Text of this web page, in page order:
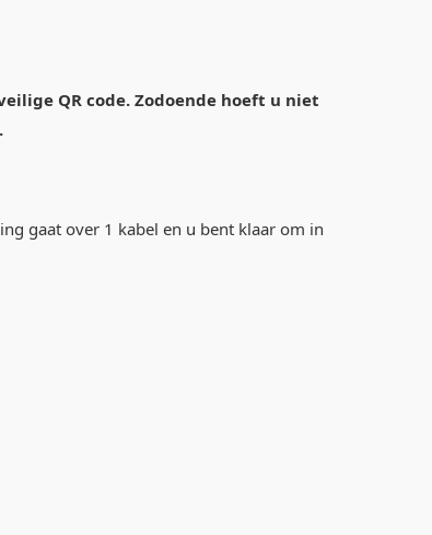
QR code. Zodoende hoeft u niet
gaat over 1 kabel en u bent klaar om in